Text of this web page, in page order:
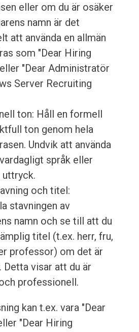
eller om du är osäker
namn är det
att använda en allmän
som "Dear Hiring
"Dear Administratör
Server Recruiting
ton: Håll en formell
ton genom hela
Undvik att använda
språk eller
och titel:
stavningen av
namn och se till att du
titel (t.ex. herr, fru,
professor) om det är
visar att du är
professionell.
kan t.ex. vara "Dear
"Dear Hiring